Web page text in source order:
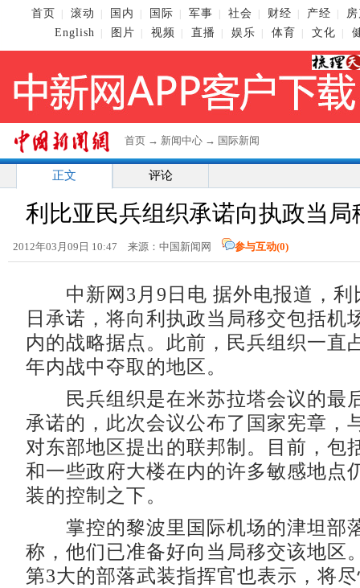
首页 滚动 国内 国际 军事 社会 财经 产经
English
图片 视频 直播 娱乐 体育 文化
首页 → 新闻中心 → 国际新闻
正文 评论
利比亚民兵组织承诺向执政当局
2012年03月09日 10:47 来源：中国新闻网 参与互动(0)
中新网3月9日电 据外电报道，利
日承诺，将向利执政当局移交包括机
内的战略据点。此前，民兵组织一直
年内战中夺取的地区。
民兵组织是在米苏拉塔会议的最
承诺的，此次会议公布了国家宪章，
对东部地区提出的联邦制。目前，包
和一些政府大楼在内的许多敏感地点
装的控制之下。
掌控的黎波里国际机场的津坦部
称，他们已准备好向当局移交该地区
第3大的部落武装指挥官也表示，将